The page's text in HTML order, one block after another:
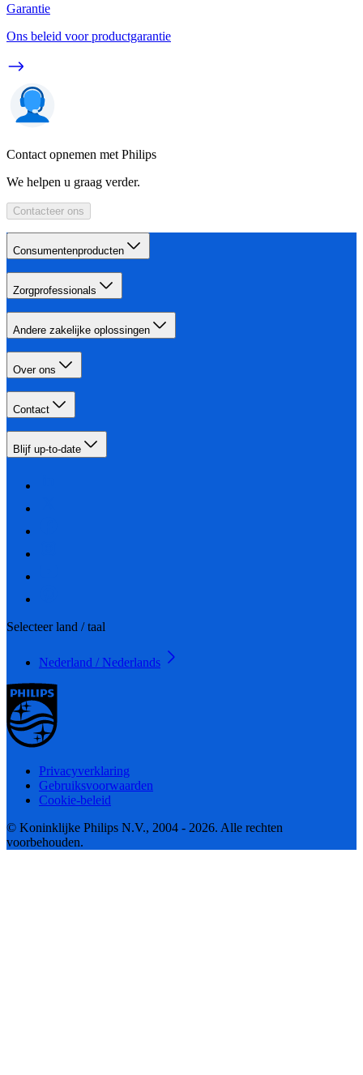
Garantie
Ons beleid voor productgarantie
Contact opnemen met Philips
We helpen u graag verder.
Contacteer ons
Consumentenproducten
Zorgprofessionals
Andere zakelijke oplossingen
Over ons
Contact
Blijf up-to-date
Selecteer land / taal
Nederland / Nederlands
Privacyverklaring
Gebruiksvoorwaarden
Cookie-beleid
© Koninklijke Philips N.V., 2004 - 2026. Alle rechten
voorbehouden.